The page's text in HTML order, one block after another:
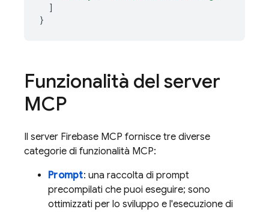
]
}
Funzionalità del server
MCP
Il server Firebase MCP fornisce tre diverse
categorie di funzionalità MCP:
Prompt: una raccolta di prompt
precompilati che puoi eseguire; sono
ottimizzati per lo sviluppo e l'esecuzione di